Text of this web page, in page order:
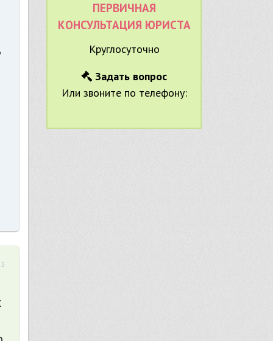
ПЕРВИЧНАЯ
КОНСУЛЬТАЦИЯ ЮРИСТА
Круглосуточно
Задать вопрос
Или звоните по телефону: